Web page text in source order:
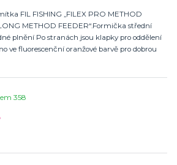
FIL FISHING „FILEX PRO METHOD
METHOD FEEDER“.Formička střední
plnění Po stranách jsou klapky pro oddělení
ve fluorescenční oranžové barvě pro dobrou
358